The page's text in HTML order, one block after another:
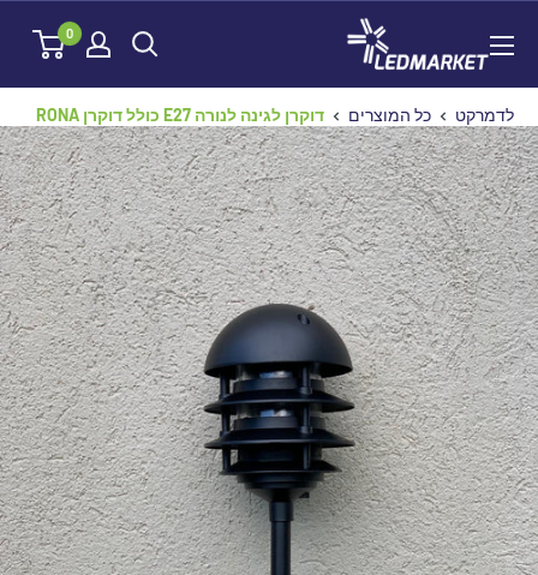
לתוכן
0
לדמרקט כל המוצרים דוקרן לגינה לנורה E27 כולל דוקרן RONA